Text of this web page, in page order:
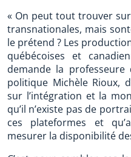
« On peut tout trouver
transnationales, mais
le prétend ? Les
québécoises et
demande la
politique Michèle Rioux,
sur l’intégration et la
qu’il n’existe pas de
ces plateformes et
mesurer la disponibilité